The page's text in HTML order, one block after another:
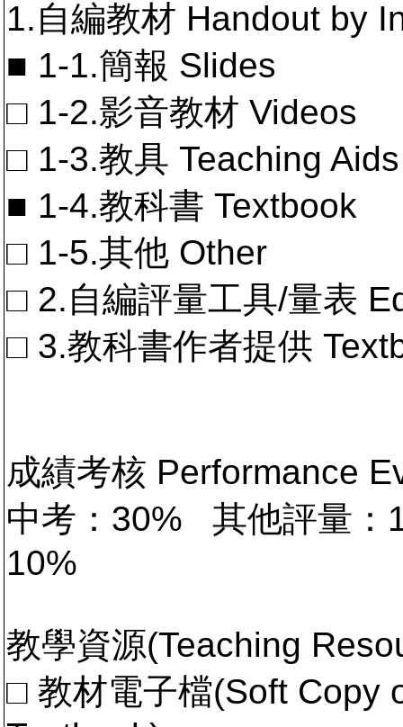
1.自編教材 Handout by
■ 1-1.簡報 Slides
□ 1-2.影音教材 Videos
□ 1-3.教具 Teaching Aids
■ 1-4.教科書 Textbook
□ 1-5.其他 Other
□ 2.自編評量工具/量表
□ 3.教科書作者提供
成績考核 Performance
中考：30% 其他評量
10%
教學資源(Teaching
□ 教材電子檔(Soft Copy